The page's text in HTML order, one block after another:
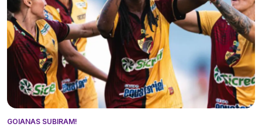
GOIANAS SUBIRAM!